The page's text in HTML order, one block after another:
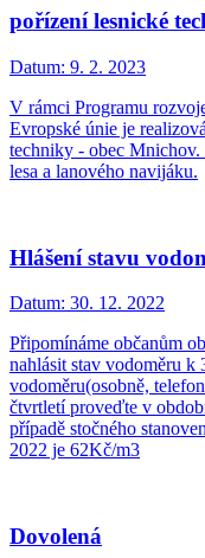
pořízení lesnické
Datum: 9. 2. 2023
V rámci Programu
Evropské únie je
techniky - obec
lesa a lanového navijáku.
Hlášení stavu
Datum: 30. 12. 2022
Připomínáme občanům
nahlásit stav vodoměru k
vodoměru(osobně,
čtvrtletí proveďte v
případě stočného
2022 je 62Kč/m3
Dovolená